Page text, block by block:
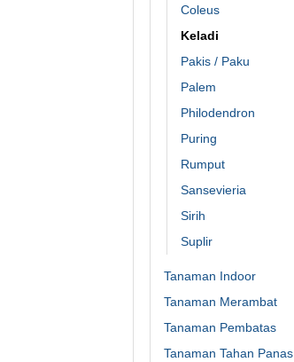
Coleus
Keladi
Pakis / Paku
Palem
Philodendron
Puring
Rumput
Sansevieria
Sirih
Suplir
Tanaman Indoor
Tanaman Merambat
Tanaman Pembatas
Tanaman Tahan Panas